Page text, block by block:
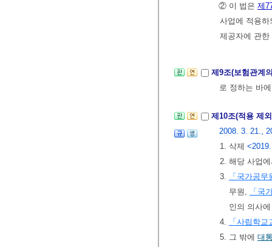
② 이 법은 제
사업에 적용
제공자에 관
제9조(보험관계
로 정하는 바
제10조(적용 제
2008. 3. 21.,
1. 삭제
2. 해당 사업
3.
「국가공무
무원,
「국
인의 의사
4.
「사립학
5. 그 밖에 대